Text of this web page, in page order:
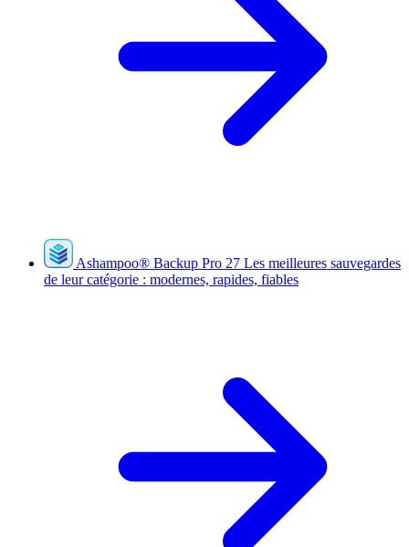
Ashampoo® Backup Pro 27 Les meilleures sauvegardes
de leur catégorie : modernes, rapides, fiables